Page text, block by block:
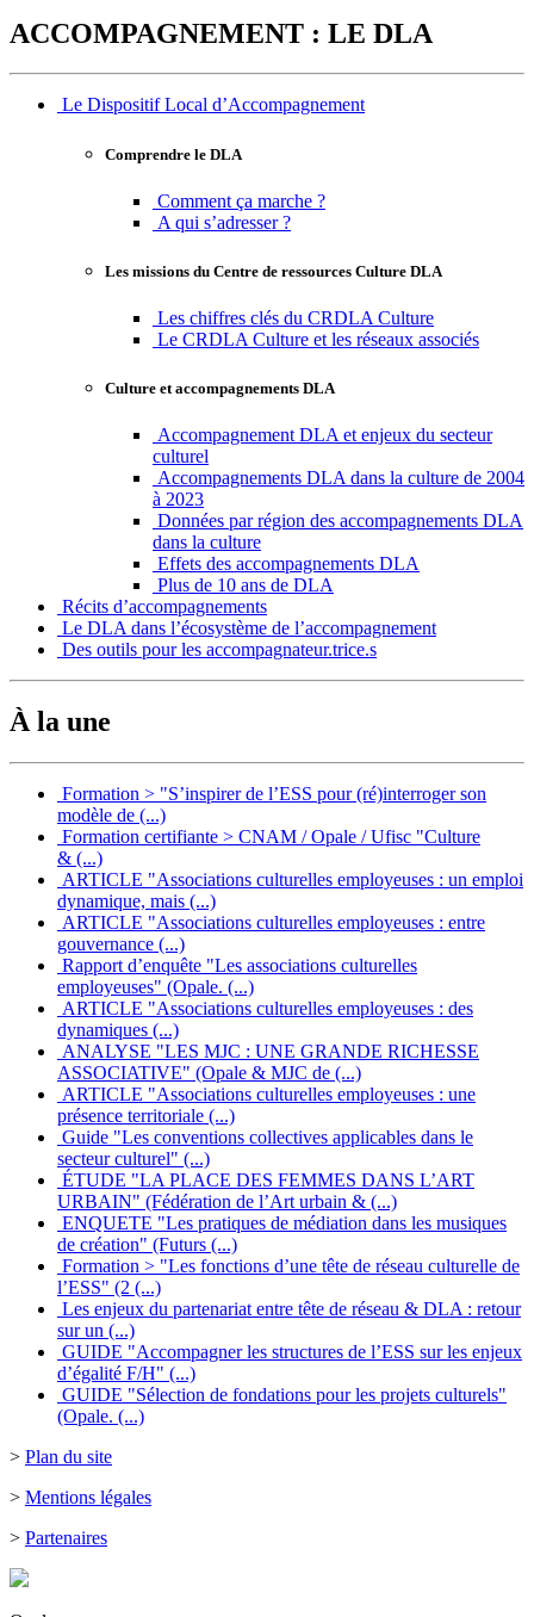
ACCOMPAGNEMENT : LE DLA
Le Dispositif Local d’Accompagnement
Comprendre le DLA
Comment ça marche ?
A qui s’adresser ?
Les missions du Centre de ressources Culture DLA
Les chiffres clés du CRDLA Culture
Le CRDLA Culture et les réseaux associés
Culture et accompagnements DLA
Accompagnement DLA et enjeux du secteur
culturel
Accompagnements DLA dans la culture de 2004
à 2023
Données par région des accompagnements DLA
dans la culture
Effets des accompagnements DLA
Plus de 10 ans de DLA
Récits d’accompagnements
Le DLA dans l’écosystème de l’accompagnement
Des outils pour les accompagnateur.trice.s
À la une
Formation > "S’inspirer de l’ESS pour (ré)interroger son
modèle de (...)
Formation certifiante > CNAM / Opale / Ufisc "Culture
& (...)
ARTICLE "Associations culturelles employeuses : un emploi
dynamique, mais (...)
ARTICLE "Associations culturelles employeuses : entre
gouvernance (...)
Rapport d’enquête "Les associations culturelles
employeuses" (Opale. (...)
ARTICLE "Associations culturelles employeuses : des
dynamiques (...)
ANALYSE "LES MJC : UNE GRANDE RICHESSE
ASSOCIATIVE" (Opale & MJC de (...)
ARTICLE "Associations culturelles employeuses : une
présence territoriale (...)
Guide "Les conventions collectives applicables dans le
secteur culturel" (...)
ÉTUDE "LA PLACE DES FEMMES DANS L’ART
URBAIN" (Fédération de l’Art urbain & (...)
ENQUETE "Les pratiques de médiation dans les musiques
de création" (Futurs (...)
Formation > "Les fonctions d’une tête de réseau culturelle de
l’ESS" (2 (...)
Les enjeux du partenariat entre tête de réseau & DLA : retour
sur un (...)
GUIDE "Accompagner les structures de l’ESS sur les enjeux
d’égalité F/H" (...)
GUIDE "Sélection de fondations pour les projets culturels"
(Opale. (...)
> Plan du site
> Mentions légales
> Partenaires